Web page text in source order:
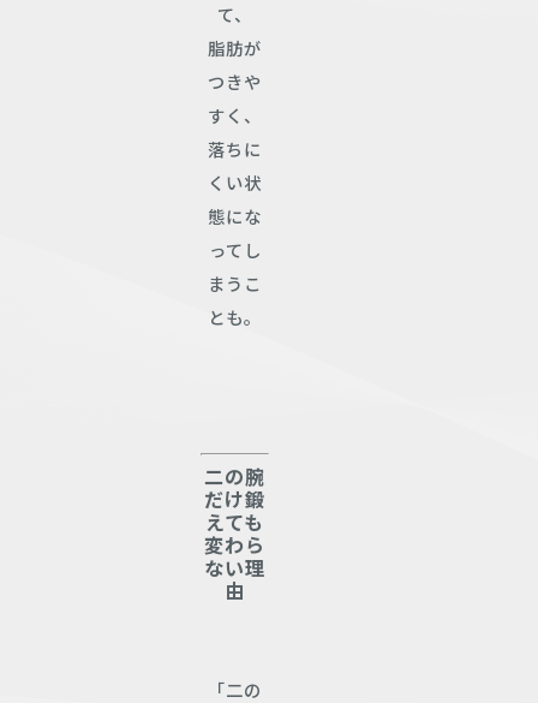
て、
脂肪が
つきや
すく、
落ちに
くい状
態にな
ってし
まうこ
とも。
二の腕
だけ鍛
えても
変わら
ない理
由
「二の